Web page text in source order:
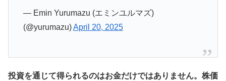
— Emin Yurumazu (エミンユルマズ)
(@yurumazu)April 20, 2025
投資を通じて得られるのはお金だけではありません。株価